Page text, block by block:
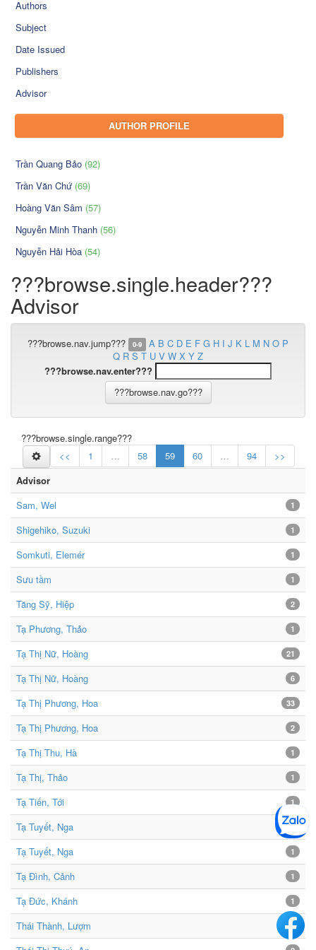
Authors
Subject
Date Issued
Publishers
Advisor
AUTHOR PROFILE
Trần Quang Bảo (92)
Trần Văn Chứ (69)
Hoàng Văn Sâm (57)
Nguyễn Minh Thanh (56)
Nguyễn Hải Hòa (54)
???browse.single.header???
Advisor
???browse.nav.jump??? 0-9 A B C D E F G H I J K L M N O P
Q R S T U V W X Y Z
???browse.nav.enter???
???browse.single.range???
<<
1 … 58 59 60 … 94
>>
Advisor
Sam, Wel
1
Shigehiko, Suzuki 1
Somkuti, Elemér 1
Sưu tầm 1
Tăng Sỹ, Hiệp 2
Tạ Phương, Thảo 1
Tạ Thị Nữ, Hoàng 21
Tạ Thị Nữ, Hoàng 6
Tạ Thị Phương, Hoa 33
Tạ Thị Phương, Hoa 2
Tạ Thị Thu, Hà 1
Tạ Thị, Thảo 1
Tạ Tiến, Tới 1
Tạ Tuyết, Nga 21
Tạ Tuyết, Nga 1
Tạ Đình, Cảnh 1
Tạ Đức, Khánh 1
Thái Thành, Lượm 2